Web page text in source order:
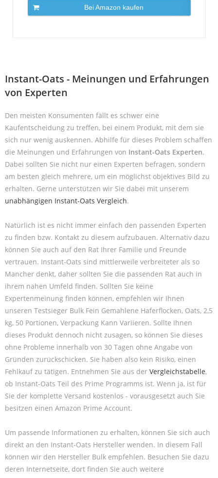
Bei Amazon kaufen
Instant-Oats - Meinungen und Erfahrungen
von Experten
Den meisten Konsumenten fällt es schwer eine
Kaufentscheidung zu treffen, bei einem Produkt, mit dem sie
sich nur wenig auskennen. Abhilfe für dieses Problem schaffen
die Meinungen und Erfahrungen von Instant-Oats Experten.
Dabei sollten Sie nicht nur einen Experten befragen, sondern
am besten gleich mehrere, um ein möglichst objektives Bild zu
erhalten. Gerne unterstützen wir Sie dabei mit unserem
unabhängigen Instant-Oats Vergleich.
Natürlich ist es nicht immer einfach den passenden Experten
zu finden bzw. Kontakt zu diesem aufzubauen. Alternativ dazu
können Sie auch auf den Rat Ihrer Familie und Freunde
vertrauen. Instant-Oats sind mittlerweile verbreiteter als so
Mancher denkt, daher sollten Sie die passenden Rat auch in
ihrem nahen Umfeld finden. Sollten Sie keine
Expertenmeinung finden können, empfehlen wir Ihnen
unseren Testsieger Bulk Fein Gemahlene Haferflocken, Oats, 2,5
kg, 50 Portionen, Verpackung Kann Variieren. Sollte Ihnen
dieses Produkt dennoch nicht zusagen, so können Sie dieses
ohne Probleme innerhalb von 30 Tagen ohne Angabe von
Gründen zurückschicken. Sie haben also kein Risiko, einen
Fehlkauf zu tätigen. Entnehmen Sie aus der Vergleichstabelle,
ob Instant-Oats Teil des Prime Programms ist. Wenn ja, ist für
Sie der komplette Versand kostenlos - vorausgesetzt auch Sie
besitzen einen Amazon Prime Account.
Um passende Informationen zu erhalten, können Sie sich auch
direkt an den Instant-Oats Hersteller wenden. In diesem Fall
können wir den Hersteller Bulk empfehlen. Besuchen Sie dazu
deren Internetseite, dort finden Sie auch weitere